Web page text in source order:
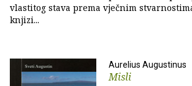
vlastitog stava prema vječnim
knjizi...
Aurelius Augustinus
Misli